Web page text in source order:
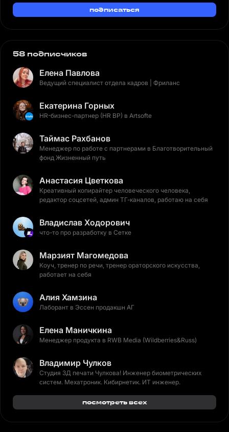
подписаться
58 подписчиков
Елена Павлова
Ведущий специалист отдела кадров | Фриланс
Екатерина Горных
HR-бизнес-партнер (HR BP) в Artsofte
Таймас Рахбанов
Менеджер по работе с партнерами в Благотворительный
фонд Жизненный путь
Анастасия Цветкова
Креативный копирайтер человеческого человека,
редактор соцсетей, админ ТГ-каналов, работаю на себя
Владислав Ходорович
что-то про разработку в Сетке
Марзият Магомедова
Коуч, тренер по речи, тренер ораторского искусства,
работает на себя
Алия Хамзина
Лаборант в Эссен продакшн АГ
Елена Маничкина
Менеджер продукта в RWB Media (Wildberries&Russ)
Владимир Чулков
Студия 3Д печати Чулкова! Инженер биометрических
систем. Мехатроник. Кибирнетик. ИТ инженер.
посмотреть всех